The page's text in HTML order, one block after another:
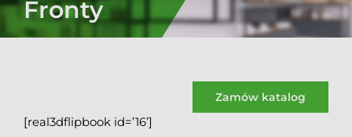
Fronty
Zamów katalog
[real3dflipbook id=’16’]